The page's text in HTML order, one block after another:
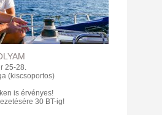
25-28.
(kiscsoportos)
is érvényes!
30 BT-ig!